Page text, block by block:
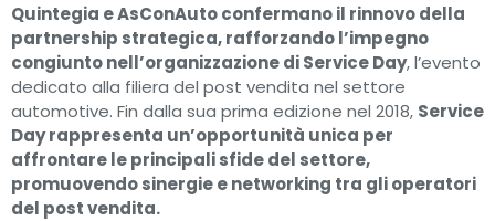
Quintegia e AsConAuto confermano il rinnovo della
partnership strategica, rafforzando l’impegno
congiunto nell’organizzazione di Service Day, l’evento
dedicato alla filiera del post vendita nel settore
automotive. Fin dalla sua prima edizione nel 2018, Service
Day rappresenta un’opportunità unica per
affrontare le principali sfide del settore,
promuovendo sinergie e networking tra gli operatori
del post vendita.